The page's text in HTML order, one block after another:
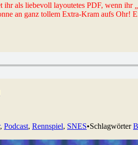
ihr als liebevoll layoutetes PDF, wenn ihr
an ganz tollem Extra-Kram aufs Ohr!
, Podcast, Rennspiel, SNES•Schlagwörter